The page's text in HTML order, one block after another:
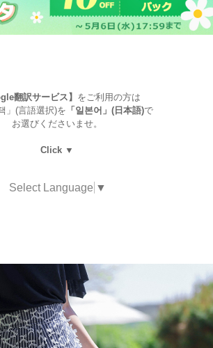
翻訳サービス】 をご利用の方は
」(言語選択)を 「일본어」(日本語)で
お選びくださいませ。
Click ▼
Select Language ▼